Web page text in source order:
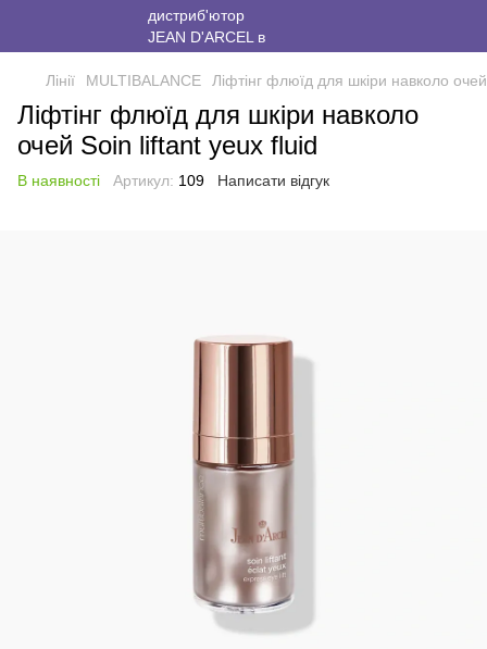
Лінії MULTIBALANCE Ліфтінг флюїд для шкіри навколо
Ліфтінг флюїд для шкіри навколо
очей Soin liftant yeux fluid
В наявності Артикул: 109 Написати відгук